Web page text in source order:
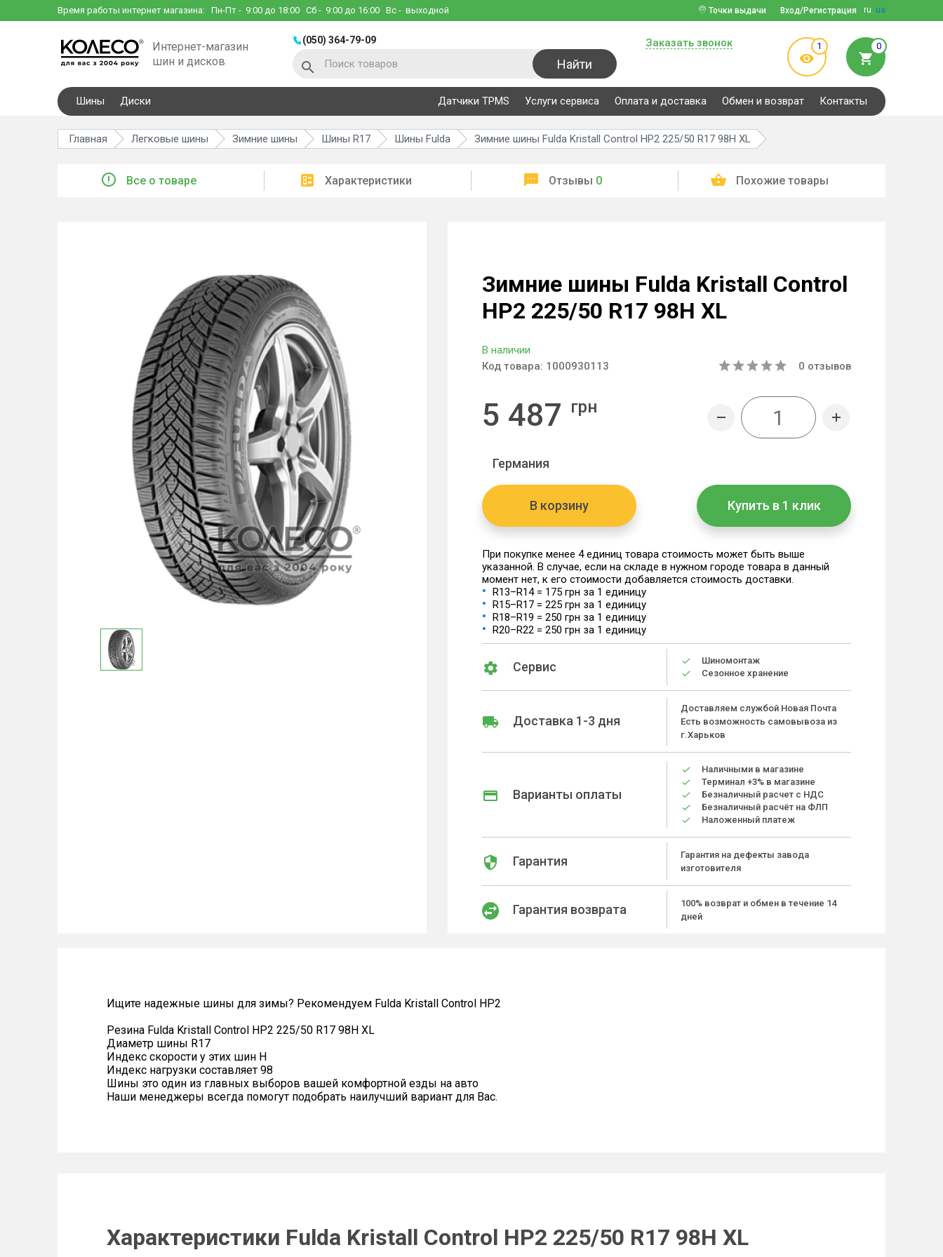
Время работы интернет магазина: Пн-Пт - 9:00 до 18:00 Сб - 9:00 до 16:00 Вс - выходной ru ua
Вход/Регистрация
Точки выдачи
Интернет-магазин
шин и дисков
(050) 364-79-09
Найти
Заказать звонок 1 0
Шины Диски Датчики TPMS Услуги сервиса Оплата и доставка Обмен и возврат Контакты
Главная Легковые шины Зимние шины Шины R17 Шины Fulda Зимние шины Fulda Kristall Control HP2 225/50 R17 98H XL
Все о товаре Характеристики Отзывы 0 Похожие товары
Зимние шины Fulda Kristall Control
HP2 225/50 R17 98H XL
В наличии
Код товара: 1000930113 0 отзывов
5 487 грн
Германия
В корзину Купить в 1 клик
При покупке менее 4 единиц товара стоимость может быть выше
указанной. В случае, если на складе в нужном городе товара в данный
момент нет, к его стоимости добавляется стоимость доставки.
R13–R14 = 175 грн за 1 единицу
R15–R17 = 225 грн за 1 единицу
R18–R19 = 250 грн за 1 единицу
R20–R22 = 250 грн за 1 единицу
Сервис
Шиномонтаж
Сезонное хранение
Доставка 1-3 дня
Доставляем службой Новая Почта
Есть возможность самовывоза из
г.Харьков
Варианты оплаты
Наличными в магазине
Терминал +3% в магазине
Безналичный расчет с НДС
Безналичный расчёт на ФЛП
Наложенный платеж
Гарантия
Гарантия на дефекты завода
изготовителя
Гарантия возврата
100% возврат и обмен в течение 14
дней
Ищите надежные шины для зимы? Рекомендуем Fulda Kristall Control HP2
Резина Fulda Kristall Control HP2 225/50 R17 98H XL
Диаметр шины R17
Индекс скорости у этих шин H
Индекс нагрузки составляет 98
Шины это один из главных выборов вашей комфортной езды на авто
Наши менеджеры всегда помогут подобрать наилучший вариант для Вас.
Характеристики Fulda Kristall Control HP2 225/50 R17 98H XL